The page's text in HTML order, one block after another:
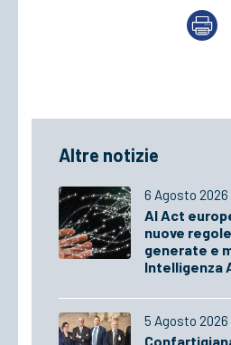
Altre notizie
6 Agosto 2026
AI Act
nuove
generate e
Intelligenza
5 Agosto 2026